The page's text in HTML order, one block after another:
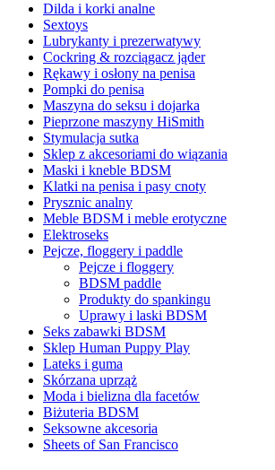
Dilda i korki analne
Sextoys
Lubrykanty i prezerwatywy
Cockring & rozciągacz jąder
Rękawy i osłony na penisa
Pompki do penisa
Maszyna do seksu i dojarka
Pieprzone maszyny HiSmith
Stymulacja sutka
Sklep z akcesoriami do wiązania
Maski i kneble BDSM
Klatki na penisa i pasy cnoty
Prysznic analny
Meble BDSM i meble erotyczne
Elektroseks
Pejcze, floggery i paddle
Pejcze i floggery
BDSM paddle
Produkty do spankingu
Uprawy i laski BDSM
Seks zabawki BDSM
Sklep Human Puppy Play
Lateks i guma
Skórzana uprząż
Moda i bielizna dla facetów
Biżuteria BDSM
Seksowne akcesoria
Sheets of San Francisco